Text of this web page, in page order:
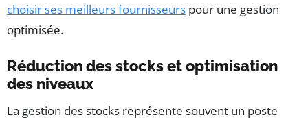
choisir ses meilleurs fournisseurs pour une gestion
optimisée.
Réduction des stocks et optimisation
des niveaux
La gestion des stocks représente souvent un poste